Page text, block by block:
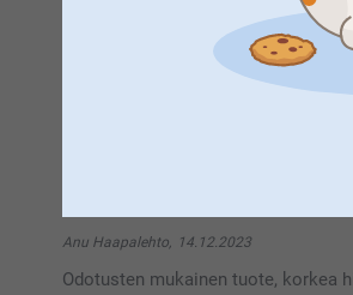
Suuret kiitokset 5 tähdestä
toivottavasti siitä on käyttöä
Aurinkoista alkukesää,
Hei MF,
Suuret kiitokset 5 tähdestä
Kiitos, että päätit tilata
Anu Haapalehto, 14.12.2023
Odotusten mukainen tuote, korkea